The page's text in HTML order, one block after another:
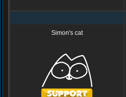
Simon's cat